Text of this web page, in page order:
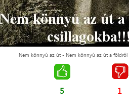
Nem könnyű az út - Nem könnyű az út a földről
5 1